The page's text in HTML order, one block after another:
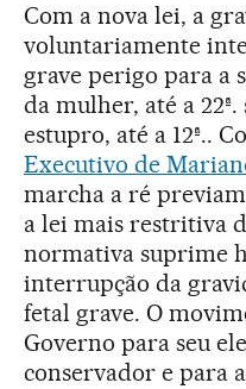
Com a nova lei, a
voluntariamente
grave perigo para a
da mulher, até a
estupro, até a 12ª..
Executivo de
marcha a ré
a lei mais restritiva
normativa suprime
interrupção da
fetal grave. O
Governo para seu
conservador e para